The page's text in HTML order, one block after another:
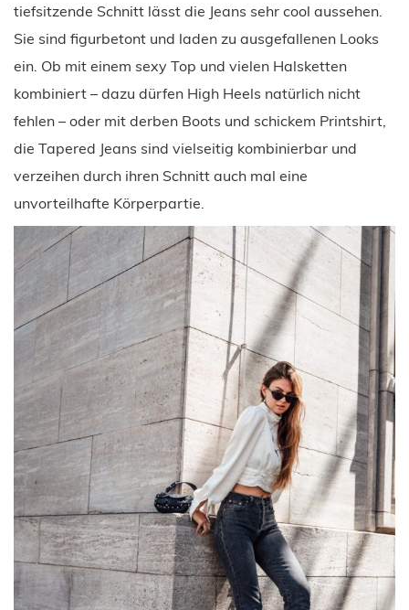
tiefsitzende Schnitt lässt die Jeans sehr cool aussehen.
Sie sind figurbetont und laden zu ausgefallenen Looks
ein. Ob mit einem sexy Top und vielen Halsketten
kombiniert – dazu dürfen High Heels natürlich nicht
fehlen – oder mit derben Boots und schickem Printshirt,
die Tapered Jeans sind vielseitig kombinierbar und
verzeihen durch ihren Schnitt auch mal eine
unvorteilhafte Körperpartie.